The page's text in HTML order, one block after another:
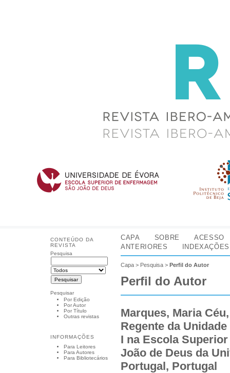
CONTEÚDO DA
REVISTA
Pesquisa
Pesquisar
Por Edição
Por Autor
Por Título
Outras revistas
INFORMAÇÕES
Para Leitores
Para Autores
Para Bibliotecários
CAPA SOBRE
ACESSO
ANTERIORES
INDEXAÇÕES
Capa > Pesquisa >Perfil do Autor
Perfil do Autor
Marques, Maria
Regente da
I na Escola
João de Deus da
Portugal, Portugal